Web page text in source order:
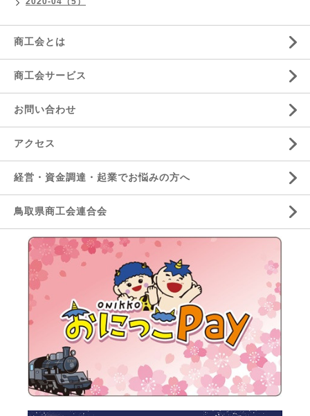
商工会とは
商工会サービス
お問い合わせ
アクセス
経営・資金調達・起業でお悩みの方へ
鳥取県商工会連合会